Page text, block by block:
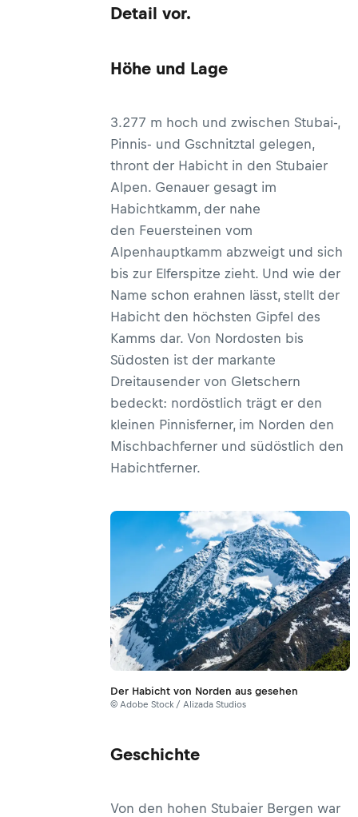
Detail vor.
Höhe und Lage
3.277 m hoch und zwischen Stubai-,
Pinnis- und Gschnitztal gelegen,
thront der Habicht in den Stubaier
Alpen. Genauer gesagt im
Habichtkamm, der nahe
den Feuersteinen vom
Alpenhauptkamm abzweigt und sich
bis zur Elferspitze zieht. Und wie der
Name schon erahnen lässt, stellt der
Habicht den höchsten Gipfel des
Kamms dar. Von Nordosten bis
Südosten ist der markante
Dreitausender von Gletschern
bedeckt: nordöstlich trägt er den
kleinen Pinnisferner, im Norden den
Mischbachferner und südöstlich den
Habichtferner.
Der Habicht von Norden aus gesehen
© Adobe Stock / Alizada Studios
Geschichte
Von den hohen Stubaier Bergen war